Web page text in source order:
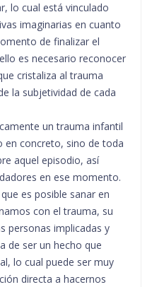
lo cual está vinculado
imaginarias en cuanto
de finalizar el
es necesario reconocer
cristaliza al trauma
la subjetividad de cada
un trauma infantil
en concreto, sino de toda
aquel episodio, así
en ese momento.
es posible sanar en
con el trauma, su
personas implicadas y
de ser un hecho que
lo cual puede ser muy
directa a hacernos